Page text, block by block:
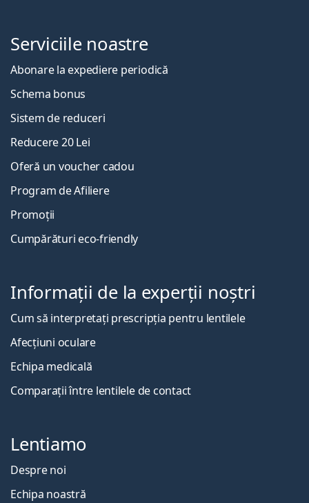
Serviciile noastre
Abonare la expediere periodică
Schema bonus
Sistem de reduceri
Reducere 20 Lei
Oferă un voucher cadou
Program de Afiliere
Promoții
Cumpărături eco-friendly
Informații de la experții noștri
Cum să interpretați prescripția pentru lentilele
Afecțiuni oculare
Echipa medicală
Comparații între lentilele de contact
Lentiamo
Despre noi
Echipa noastră